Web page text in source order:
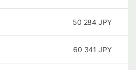
50 284 JPY
60 341 JPY